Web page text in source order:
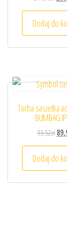
Dodaj do
Torba saszetka
BUMBAG
93,52zł
Dodaj do